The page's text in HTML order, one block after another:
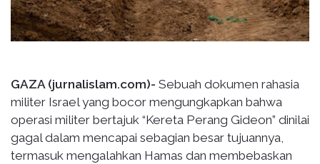
GAZA (jurnalislam.com)- Sebuah dokumen rahasia
militer Israel yang bocor mengungkapkan bahwa
operasi militer bertajuk “Kereta Perang Gideon” dinilai
gagal dalam mencapai sebagian besar tujuannya,
termasuk mengalahkan Hamas dan membebaskan